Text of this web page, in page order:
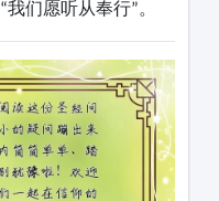
“我们愿听从奉行”。